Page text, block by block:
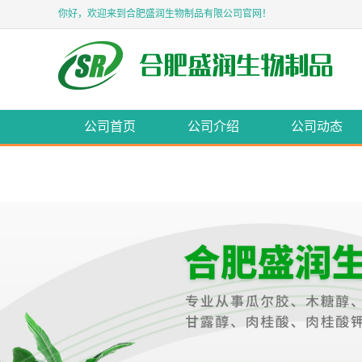
你好，欢迎来到合肥盛润生物制品有限公司官网！
公司首页 公司介绍 公司动态